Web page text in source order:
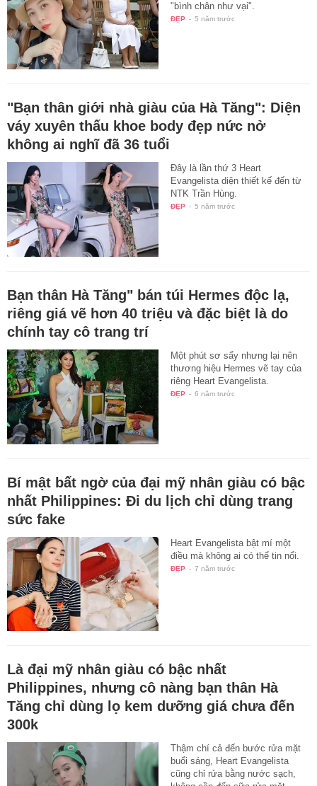
"bình chân như vại".
ĐẸP - 5 năm trước
"Bạn thân giới nhà giàu của Hà Tăng": Diện
váy xuyên thấu khoe body đẹp nức nở
không ai nghĩ đã 36 tuổi
Đây là lần thứ 3 Heart
Evangelista diện thiết kế đến từ
NTK Trần Hùng.
ĐẸP - 5 năm trước
Bạn thân Hà Tăng" bán túi Hermes độc lạ,
riêng giá vẽ hơn 40 triệu và đặc biệt là do
chính tay cô trang trí
Một phút sơ sẩy nhưng lại nên
thương hiệu Hermes vẽ tay của
riêng Heart Evangelista.
ĐẸP - 6 năm trước
Bí mật bất ngờ của đại mỹ nhân giàu có bậc
nhất Philippines: Đi du lịch chỉ dùng trang
sức fake
Heart Evangelista bật mí một
điều mà không ai có thể tin nổi.
ĐẸP - 7 năm trước
Là đại mỹ nhân giàu có bậc nhất
Philippines, nhưng cô nàng bạn thân Hà
Tăng chỉ dùng lọ kem dưỡng giá chưa đến
300k
Thậm chí cả đến bước rửa mặt
buổi sáng, Heart Evangelista
cũng chỉ rửa bằng nước sạch,